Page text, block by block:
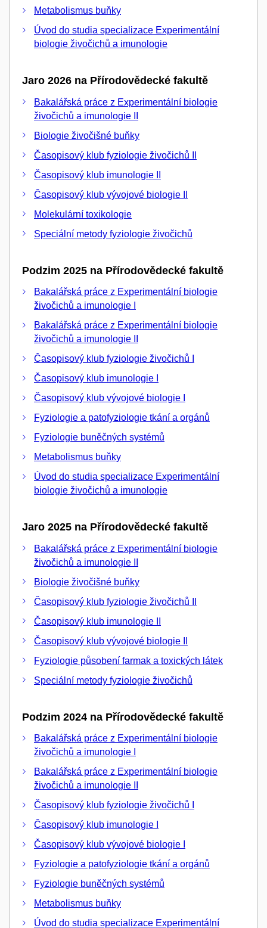
Metabolismus buňky
Úvod do studia specializace Experimentální
biologie živočichů a imunologie
Jaro 2026 na Přírodovědecké fakultě
Bakalářská práce z Experimentální biologie
živočichů a imunologie II
Biologie živočišné buňky
Časopisový klub fyziologie živočichů II
Časopisový klub imunologie II
Časopisový klub vývojové biologie II
Molekulární toxikologie
Speciální metody fyziologie živočichů
Podzim 2025 na Přírodovědecké fakultě
Bakalářská práce z Experimentální biologie
živočichů a imunologie I
Bakalářská práce z Experimentální biologie
živočichů a imunologie II
Časopisový klub fyziologie živočichů I
Časopisový klub imunologie I
Časopisový klub vývojové biologie I
Fyziologie a patofyziologie tkání a orgánů
Fyziologie buněčných systémů
Metabolismus buňky
Úvod do studia specializace Experimentální
biologie živočichů a imunologie
Jaro 2025 na Přírodovědecké fakultě
Bakalářská práce z Experimentální biologie
živočichů a imunologie II
Biologie živočišné buňky
Časopisový klub fyziologie živočichů II
Časopisový klub imunologie II
Časopisový klub vývojové biologie II
Fyziologie působení farmak a toxických látek
Speciální metody fyziologie živočichů
Podzim 2024 na Přírodovědecké fakultě
Bakalářská práce z Experimentální biologie
živočichů a imunologie I
Bakalářská práce z Experimentální biologie
živočichů a imunologie II
Časopisový klub fyziologie živočichů I
Časopisový klub imunologie I
Časopisový klub vývojové biologie I
Fyziologie a patofyziologie tkání a orgánů
Fyziologie buněčných systémů
Metabolismus buňky
Úvod do studia specializace Experimentální